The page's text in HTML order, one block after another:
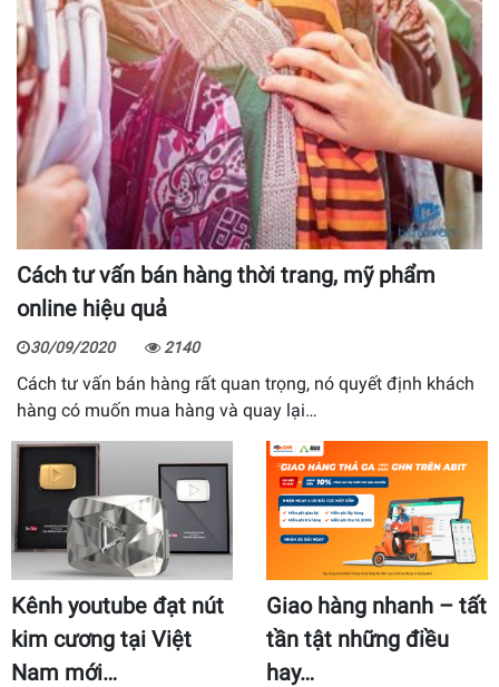
Cách tư vấn bán hàng thời trang, mỹ phẩm
online hiệu quả
30/09/2020 2140
Cách tư vấn bán hàng rất quan trọng, nó quyết định khách
hàng có muốn mua hàng và quay lại…
Kênh youtube đạt nút
kim cương tại Việt
Nam mới…
Giao hàng nhanh – tất
tần tật những điều
hay…